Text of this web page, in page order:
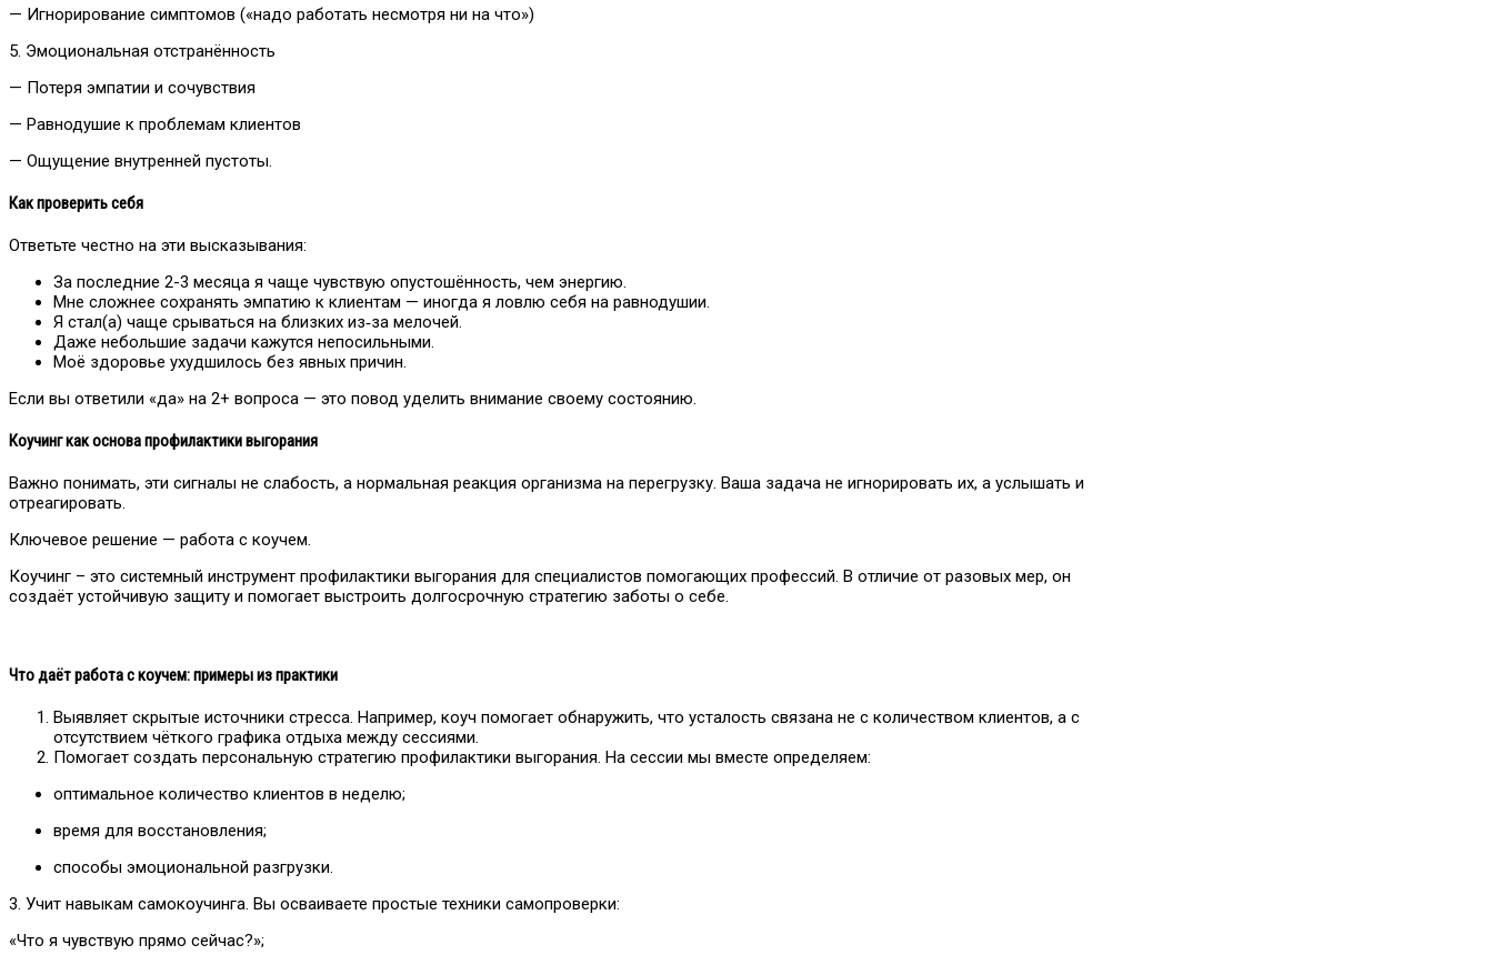
— Игнорирование симптомов («надо работать несмотря ни на что»)
5. Эмоциональная отстранённость
— Потеря эмпатии и сочувствия
— Равнодушие к проблемам клиентов
— Ощущение внутренней пустоты.
Как проверить себя
Ответьте честно на эти высказывания:
За последние 2-3 месяца я чаще чувствую опустошённость, чем энергию.
Мне сложнее сохранять эмпатию к клиентам — иногда я ловлю себя на равнодушии.
Я стал(а) чаще срываться на близких из‑за мелочей.
Даже небольшие задачи кажутся непосильными.
Моё здоровье ухудшилось без явных причин.
Если вы ответили «да» на 2+ вопроса — это повод уделить внимание своему состоянию.
Коучинг как основа профилактики выгорания
Важно понимать, эти сигналы не слабость, а нормальная реакция организма на перегрузку. Ваша задача не игнорировать их, а услышать и
отреагировать.
Ключевое решение — работа с коучем.
Коучинг – это системный инструмент профилактики выгорания для специалистов помогающих профессий. В отличие от разовых мер, он
создаёт устойчивую защиту и помогает выстроить долгосрочную стратегию заботы о себе.
Что даёт работа с коучем: примеры из практики
Выявляет скрытые источники стресса. Например, коуч помогает обнаружить, что усталость связана не с количеством клиентов, а с
отсутствием чёткого графика отдыха между сессиями.
Помогает создать персональную стратегию профилактики выгорания. На сессии мы вместе определяем:
оптимальное количество клиентов в неделю;
время для восстановления;
способы эмоциональной разгрузки.
3. Учит навыкам самокоучинга. Вы осваиваете простые техники самопроверки:
«Что я чувствую прямо сейчас?»;